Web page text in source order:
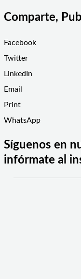
Comparte,
Facebook
Twitter
LinkedIn
Email
Print
WhatsApp
Síguenos en
infórmate al